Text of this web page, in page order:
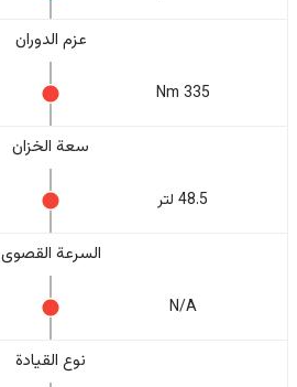
عزم الدوران
335 Nm
سعة الخزان
48.5 لتر
السرعة القصوى
N/A
نوع القيادة